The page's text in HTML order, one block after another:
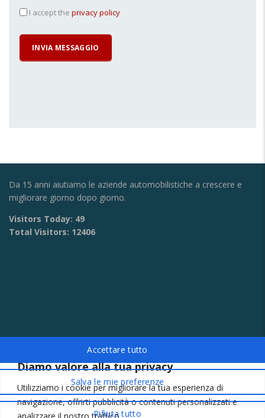
Diamo valore alla tua privacy
Utilizziamo i cookie per migliorare la tua esperienza di
navigazione, offrirti pubblicità o contenuti personalizzati e
analizzare il nostro traffico.
I accept the privacy policy
Da 15 anni aiutiamo le aziende automobilistiche a crescere e
migliorare giorno dopo giorno.
Visitors Today: 49
Total Visitors: 12406
Via Provinciale Montagna Spaccata 228/H Napoli
Raffaele +39 3282694809